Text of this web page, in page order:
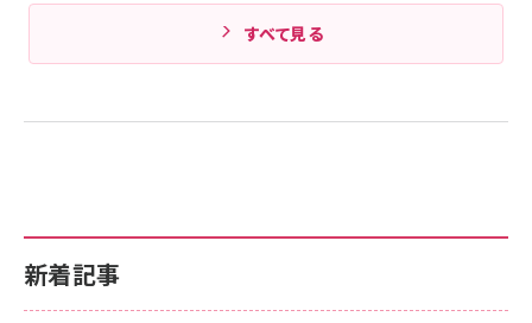
新着記事
すべて見る